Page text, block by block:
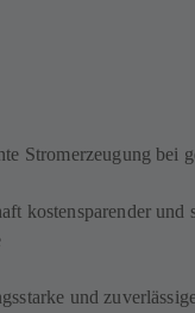
Stromerzeugung bei
kostensparender und
und